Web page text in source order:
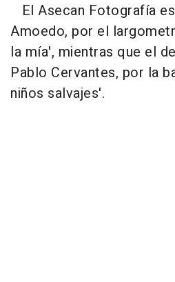
El Asecan Fotografía
Amoedo, por el
la mía', mientras que el
Pablo Cervantes, por la
niños salvajes'.